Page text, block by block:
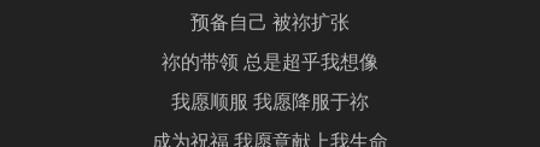
预备自己 被祢扩张
祢的带领 总是超乎我想像
我愿顺服 我愿降服于祢